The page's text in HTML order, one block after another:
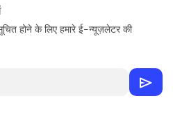
होने के लिए हमारे ई-न्यूज़लेटर की